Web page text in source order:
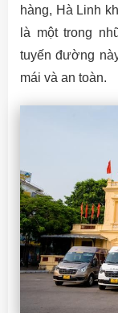
hàng, Hà Linh
là một trong
tuyến đường
mái và an toàn.